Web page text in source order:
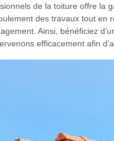
de la toiture offre la
des travaux tout en
Ainsi, bénéficiez
efficacement afin